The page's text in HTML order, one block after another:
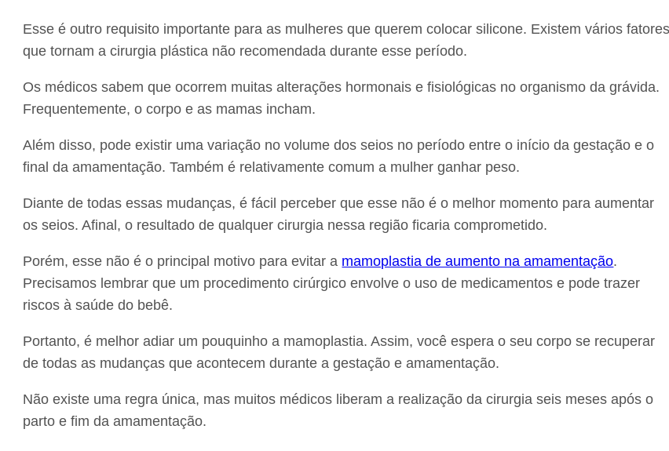
Esse é outro requisito importante para as mulheres que querem colocar silicone. Existem vários fatores
que tornam a cirurgia plástica não recomendada durante esse período.
Os médicos sabem que ocorrem muitas alterações hormonais e fisiológicas no organismo da grávida.
Frequentemente, o corpo e as mamas incham.
Além disso, pode existir uma variação no volume dos seios no período entre o início da gestação e o
final da amamentação. Também é relativamente comum a mulher ganhar peso.
Diante de todas essas mudanças, é fácil perceber que esse não é o melhor momento para aumentar
os seios. Afinal, o resultado de qualquer cirurgia nessa região ficaria comprometido.
Porém, esse não é o principal motivo para evitar a mamoplastia de aumento na amamentação.
Precisamos lembrar que um procedimento cirúrgico envolve o uso de medicamentos e pode trazer
riscos à saúde do bebê.
Portanto, é melhor adiar um pouquinho a mamoplastia. Assim, você espera o seu corpo se recuperar
de todas as mudanças que acontecem durante a gestação e amamentação.
Não existe uma regra única, mas muitos médicos liberam a realização da cirurgia seis meses após o
parto e fim da amamentação.